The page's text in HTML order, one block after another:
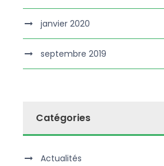
janvier 2020
septembre 2019
Catégories
Actualités